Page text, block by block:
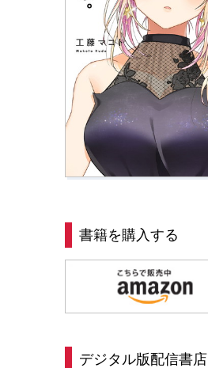
書籍を購入する
デジタル版配信書店